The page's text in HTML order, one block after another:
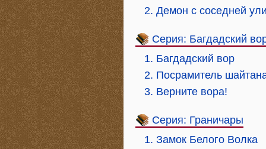
2. Демон с соседней
Серия: Багдадский
1. Багдадский вор
2. Посрамитель
3. Верните вора!
Серия: Граничары
1. Замок Белого Волка